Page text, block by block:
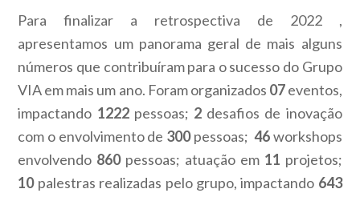
Para finalizar a retrospectiva de 2022 ,
apresentamos um panorama geral de mais alguns
números que contribuíram para o sucesso do Grupo
VIA em mais um ano. Foram organizados 07eventos,
impactando 1222pessoas; 2 desafios de inovação
com o envolvimento de 300pessoas; 46workshops
envolvendo 860pessoas; atuação em 11 projetos;
10palestras realizadas pelo grupo, impactando 643